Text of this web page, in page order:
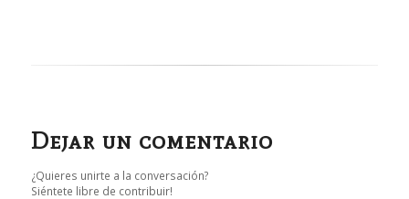
Dejar un comentario
¿Quieres unirte a la conversación?
Siéntete libre de contribuir!